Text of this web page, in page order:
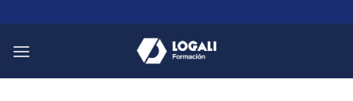
al
contenido